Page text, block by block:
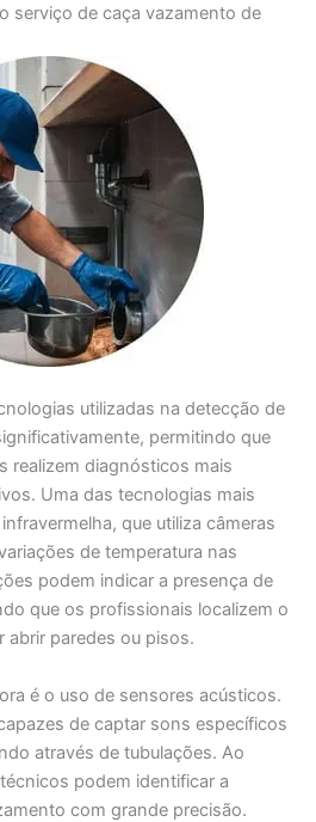
serviço de caça vazamento de
utilizadas na detecção de
permitindo que
realizem diagnósticos mais
Uma das tecnologias mais
que utiliza câmeras
de temperatura nas
podem indicar a presença de
que os profissionais localizem o
abrir paredes ou pisos.
é o uso de sensores acústicos.
de captar sons específicos
através de tubulações. Ao
podem identificar a
com grande precisão.